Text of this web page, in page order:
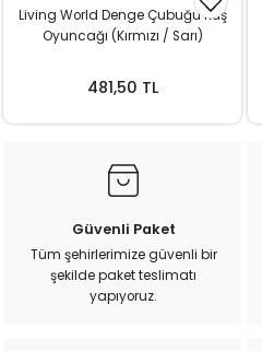
Living World Denge Çubuğu Kuş
Oyuncağı (Kırmızı / Sarı)
481,50 TL
Güvenli Paket
Tüm şehirlerimize güvenli bir
şekilde paket teslimatı
yapıyoruz.